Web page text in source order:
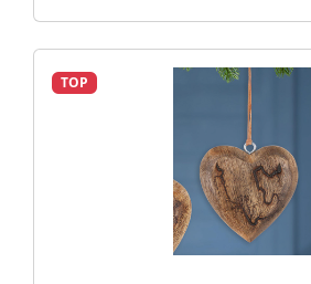
TOP